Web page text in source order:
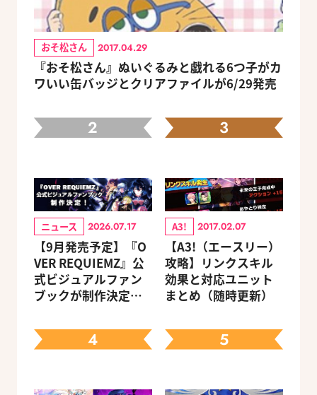
おそ松さん 2017.04.29
『おそ松さん』ぬいぐるみと戯れる6つ子がカ
ワいい缶バッジとクリアファイルが6/29発売
2
ニュース 2026.07.17
【9月発売予定】『O
VER REQUIEMZ』公
式ビジュアルファン
ブックが制作決定！
る豪華グッズ付き限
定セットも同時発売
3
A3! 2017.02.07
【A3!（エースリー）
攻略】リンクスキル
効果と対応ユニット
まとめ（随時更新）
4 5